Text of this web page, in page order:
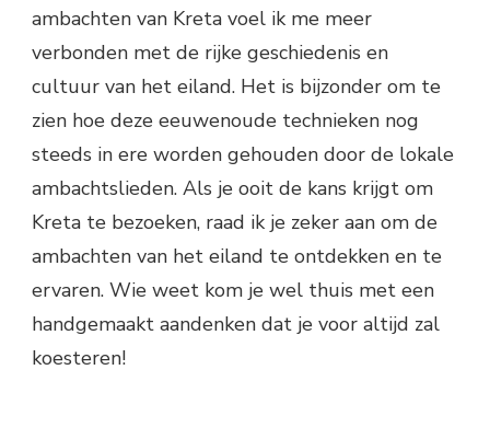
ambachten van Kreta voel ik me meer
verbonden met de rijke geschiedenis en
cultuur van het eiland. Het is bijzonder om te
zien hoe deze eeuwenoude technieken nog
steeds in ere worden gehouden door de lokale
ambachtslieden. Als je ooit de kans krijgt om
Kreta te bezoeken, raad ik je zeker aan om de
ambachten van het eiland te ontdekken en te
ervaren. Wie weet kom je wel thuis met een
handgemaakt aandenken dat je voor altijd zal
koesteren!